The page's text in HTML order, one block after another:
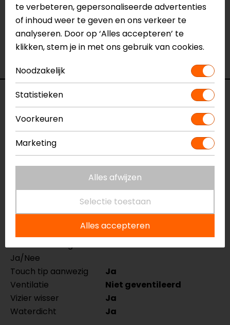
vanonze winkelsin Breda, Capelle aan den IJssel,
Eindhoven, Vianen of Apeldoorn. In de winkels kun je
het product bekijken & passen en staan onze
verkoopmedewerkers voor je klaar met advies.
Specificaties
Naam
Motorhandschoenen
Merk
Held
Zwart
Manchetlengte
Lang
Textiel
Rijstijl
Touring
Mid-season
Thermovoering
Ja/Nee
Ja
Touch tip aanwezig
Ja
Ventilatie
Niet geventileerd
Vizier wisser
Ja
Waterdicht
Ja
te verbeteren, gepersonaliseerde advertenties
of inhoud weer te geven en ons verkeer te
analyseren. Door op ‘Alles accepteren’ te
klikken, stem je in met ons gebruik van cookies.
Noodzakelijk
Statistieken
Voorkeuren
Marketing
Alles afwijzen
Selectie toestaan
Alles accepteren